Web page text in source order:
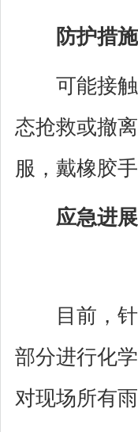
防护措施
可能接触
态抢救或撤
服，戴橡胶手
应急进展
目前，针
部分进行化
对现场所有